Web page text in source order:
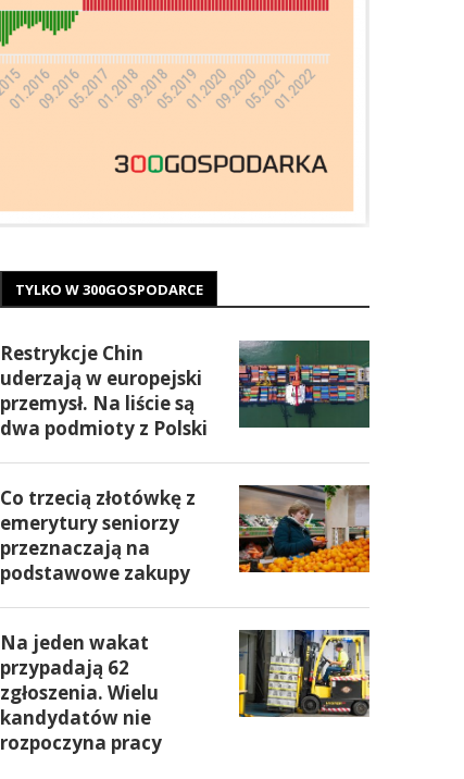
TYLKO W 300GOSPODARCE
Restrykcje Chin
uderzają w europejski
przemysł. Na liście są
dwa podmioty z Polski
Co trzecią złotówkę z
emerytury seniorzy
przeznaczają na
podstawowe zakupy
Na jeden wakat
przypadają 62
zgłoszenia. Wielu
kandydatów nie
rozpoczyna pracy